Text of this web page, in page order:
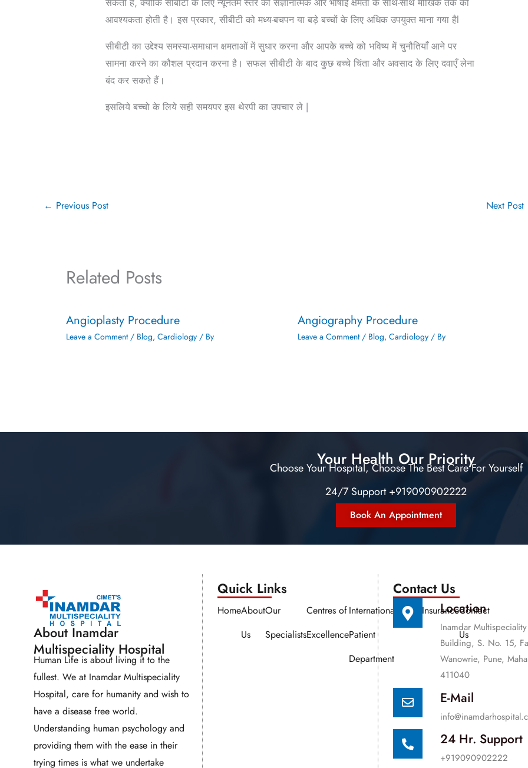
सकती है, क्योंकि सीबीटी के लिए न्यूनतम स्तर की संज्ञानात्मक और भाषाई क्षमता के साथ-साथ मौखिक तर्क की
आवश्यकता होती है। इस प्रकार, सीबीटी को मध्य-बचपन या बड़े बच्चों के लिए अधिक उपयुक्त माना गया हैl
सीबीटी का उद्देश्य समस्या-समाधान क्षमताओं में सुधार करना और आपके बच्चे को भविष्य में चुनौतियाँ आने पर
सामना करने का कौशल प्रदान करना है। सफल सीबीटी के बाद कुछ बच्चे चिंता और अवसाद के लिए दवाएँ लेना
बंद कर सकते हैं।
इसलिये बच्चो के लिये सही समयपर इस थेरपी का उपचार ले |
← Previous Post Next Post
Related Posts
Angioplasty Procedure
Leave a Comment / Blog, Cardiology / By
Angiography Procedure
Leave a Comment / Blog, Cardiology/ By
Your Health Our Priority
Choose Your Hospital, Choose The Best Care For Yourself
24/7 Support +919090902222
Book An Appointment
About Inamdar
Multispeciality Hospital
Human Life is about living it to the
fullest. We at Inamdar Multispeciality
Hospital, care for humanity and wish to
have a disease free world.
Understanding human psychology and
providing them with the ease in their
trying times is what we undertake
Quick Links​​
HomeAbout
Us
Our
Specialists
Centres of
Excellence
International
Patient
Department
Media InsuranceContact
Us
Contact Us
Location
Inamdar
Building, S. No. 15,
Wanowrie, Pune,
411040
E-Mail
24 Hr. Support
+919090902222